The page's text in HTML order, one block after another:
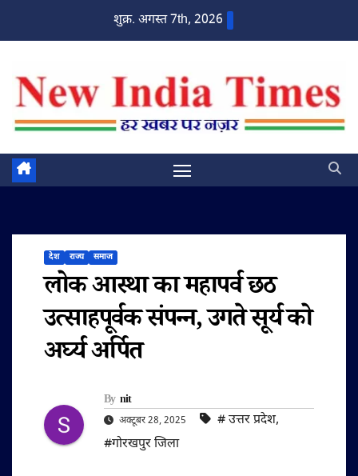
शुक्र. अगस्त 7th, 2026
देश राज्य समाज
लोक आस्था का महापर्व छठ
उत्साहपूर्वक संपन्न, उगते सूर्य को
अर्घ्य अर्पित
By nit
अक्टूबर 28, 2025 #‌ उत्तर प्रदेश,
#गोरखपुर जिला